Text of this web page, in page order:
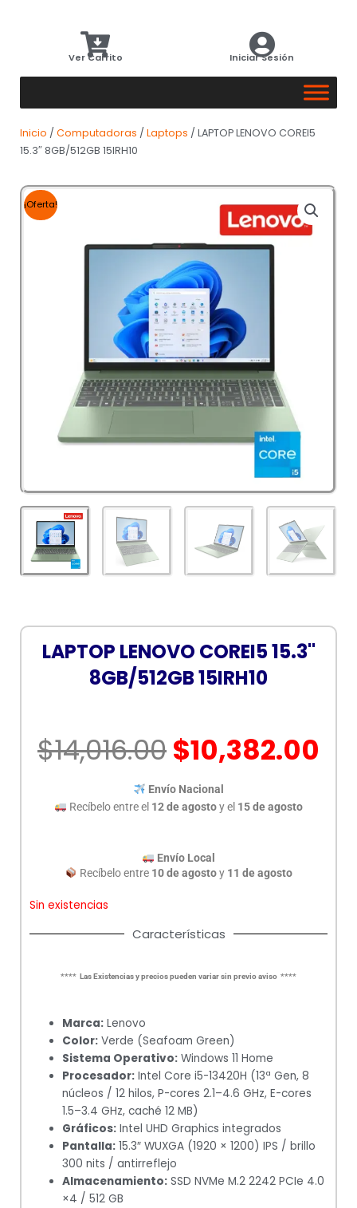
Ver Carrito Iniciar Sesión
Inicio / Computadoras / Laptops / LAPTOP LENOVO COREI5
15.3″ 8GB/512GB 15IRH10
¡Oferta!
LAPTOP LENOVO COREI5 15.3"
8GB/512GB 15IRH10
$14,016.00El
precio
original
era:
$14,016.00.
$10,382.00
Envío Nacional
Recíbelo entre el 12 de agostoy el 15 de agosto
Envío Local
Recíbelo entre 10 de agostoy 11 de agosto
Sin existencias
Características
**** Las Existencias y precios pueden variar sin previo aviso ****
Marca: Lenovo
Color: Verde (Seafoam Green)
Sistema Operativo: Windows 11 Home
Procesador: Intel Core i5-13420H (13ª Gen, 8
núcleos / 12 hilos, P-cores 2.1–4.6 GHz, E-cores
1.5–3.4 GHz, caché 12 MB)
Gráficos: Intel UHD Graphics integrados
Pantalla: 15.3″ WUXGA (1920 × 1200) IPS / brillo
300 nits / antirreflejo
Almacenamiento: SSD NVMe M.2 2242 PCIe 4.0
×4 / 512 GB